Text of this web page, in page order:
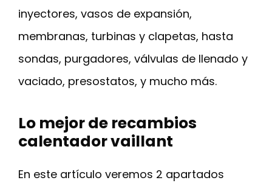
inyectores, vasos de expansión,
membranas, turbinas y clapetas, hasta
sondas, purgadores, válvulas de llenado y
vaciado, presostatos, y mucho más.
Lo mejor de recambios
calentador vaillant
En este artículo veremos 2 apartados